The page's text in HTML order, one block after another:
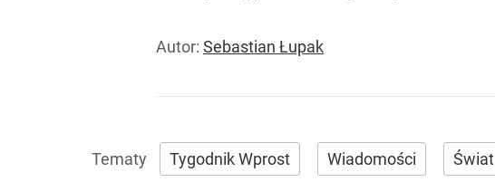
Autor: Sebastian Łupak
Tygodnik Wprost Wiadomości Świat